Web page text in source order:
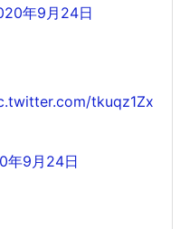
年9月24日
tkuqz1Zx
年9月24日